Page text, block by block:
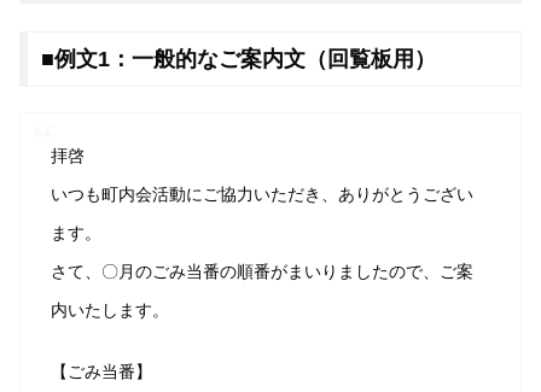
■例文1：一般的なご案内文（回覧板用）
拝啓
いつも町内会活動にご協力いただき、ありがとうござい
ます。
さて、〇月のごみ当番の順番がまいりましたので、ご案
内いたします。
【ごみ当番】